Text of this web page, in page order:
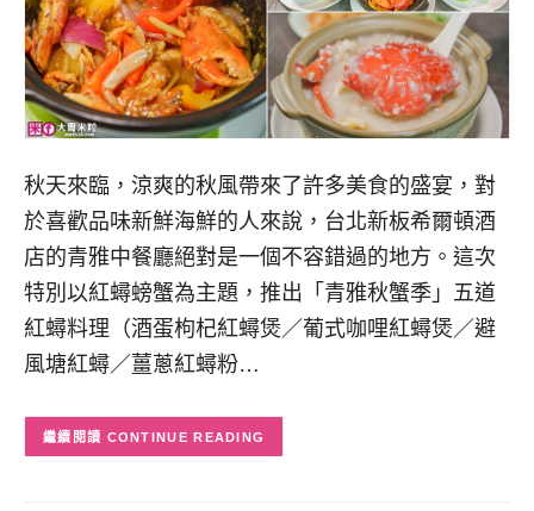
秋天來臨，涼爽的秋風帶來了許多美食的盛宴，對
於喜歡品味新鮮海鮮的人來說，台北新板希爾頓酒
店的青雅中餐廳絕對是一個不容錯過的地方。這次
特別以紅蟳螃蟹為主題，推出「青雅秋蟹季」五道
紅蟳料理（酒蛋枸杞紅蟳煲／葡式咖哩紅蟳煲／避
風塘紅蟳／薑蔥紅蟳粉…
CONTINUE READING